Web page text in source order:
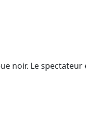
noir. Le